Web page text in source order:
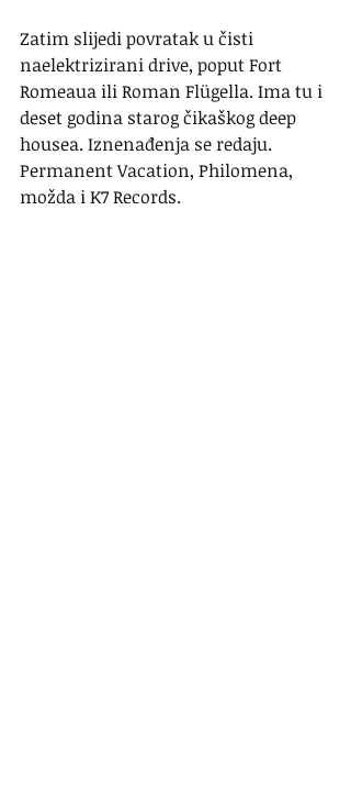
Zatim slijedi povratak u čisti
naelektrizirani drive, poput Fort
Romeaua ili Roman Flügella. Ima tu i
deset godina starog čikaškog deep
housea. Iznenađenja se redaju.
Permanent Vacation, Philomena,
možda i K7 Records.